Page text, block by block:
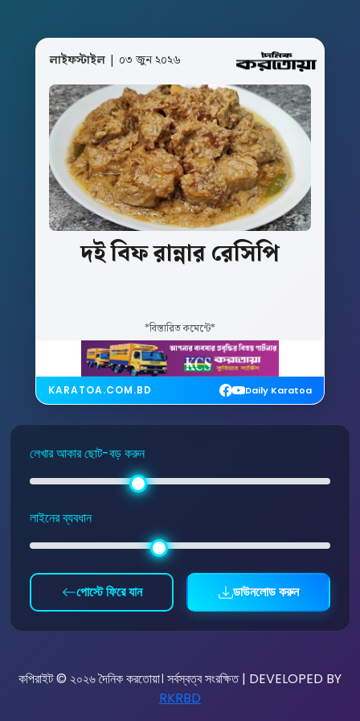
লাইফস্টাইল | ০৩ জুন ২০২৬
দইবিফরান্নাররেসিপি
*বিস্তারিত কমেন্টে*
KARATOA.COM.BD Daily Karatoa
লেখার আকার ছোট-বড় করুন
লাইনের ব্যবধান
পোস্টে ফিরে যান ডাউনলোড করুন
কপিরাইট © ২০২৬ দৈনিক করতোয়া। সর্বস্বত্ব সংরক্ষিত | DEVELOPED BY
RKRBD